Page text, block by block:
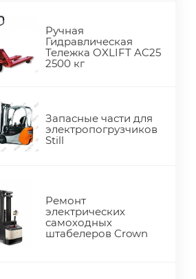
Ручная
Гидравлическая
Тележка OXLIFT AC25
2500 кг
Запасные части для
электропогрузчиков
Still
Ремонт
электрических
самоходных
штабелеров Crown